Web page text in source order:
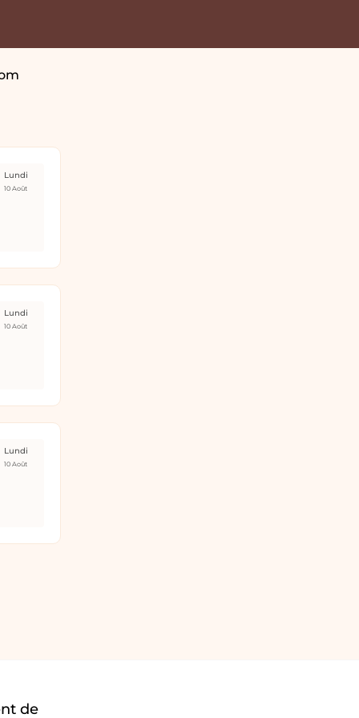
Lundi
10 Août
Lundi
10 Août
Lundi
10 Août
de